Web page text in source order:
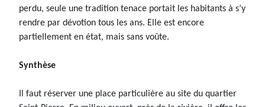
perdu, seule une tradition tenace portait les habitants à s’y
rendre par dévotion tous les ans. Elle est encore
partiellement en état, mais sans voûte.
Synthèse
Il faut réserver une place particulière au site du quartier